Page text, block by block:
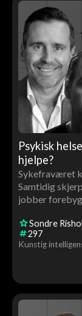
Psykisk
hjelpe?
Sykefraværet
Samtidig
jobber
Sondre
297
Kunstig